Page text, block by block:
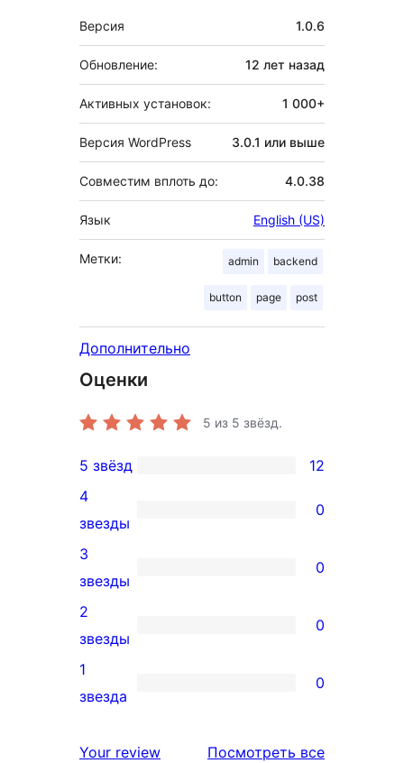
Мета
Версия 1.0.6
Обновление: 12 лет назад
Активных установок: 1 000+
Версия WordPress 3.0.1 или выше
Совместим вплоть до: 4.0.38
Язык English (US)
Метки: admin backend
button page post
Дополнительно
Оценки
5 из 5 звёзд.
12
5-
звездный
отзыв
5 звёзд 12
0
4-
звездный
отзыв
4
звезды
0
0
3-
звездный
отзыв
3
звезды
0
0
2-
звездный
2
звезды
0
0
звездный
1
звезда
0
Your review Посмотреть всеотзывы